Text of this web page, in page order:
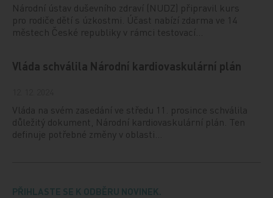
Národní ústav duševního zdraví (NUDZ) připravil kurs
pro rodiče dětí s úzkostmi. Účast nabízí zdarma ve 14
městech České republiky v rámci testovací…
Vláda schválila Národní kardiovaskulární plán
Vláda na svém zasedání ve středu 11. prosince schválila
důležitý dokument, Národní kardiovaskulární plán. Ten
definuje potřebné změny v oblasti…
PŘIHLASTE SE K ODBĚRU NOVINEK.